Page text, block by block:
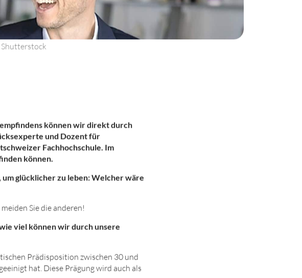
können wir direkt durch
und Dozent für
Fachhochschule. Im
können.
glücklicher zu leben: Welcher wäre
Sie die anderen!
viel können wir durch unsere
Prädisposition zwischen 30 und
hat. Diese Prägung wird auch als